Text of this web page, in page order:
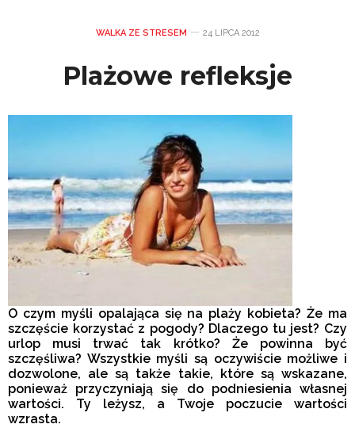
WALKA ZE STRESEM 24 LIPCA 2012
Plażowe refleksje
O czym myśli opalająca się na plaży kobieta? Że ma
szczęście korzystać z pogody? Dlaczego tu jest? Czy
urlop musi trwać tak krótko? Że powinna być
szczęśliwa? Wszystkie myśli są oczywiście możliwe i
dozwolone, ale są także takie, które są wskazane,
ponieważ przyczyniają się do podniesienia własnej
wartości. Ty leżysz, a Twoje poczucie wartości
wzrasta.